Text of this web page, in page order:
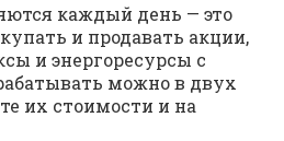
каждый день — это
и продавать акции,
и энергоресурсы с
можно в двух
их стоимости и на